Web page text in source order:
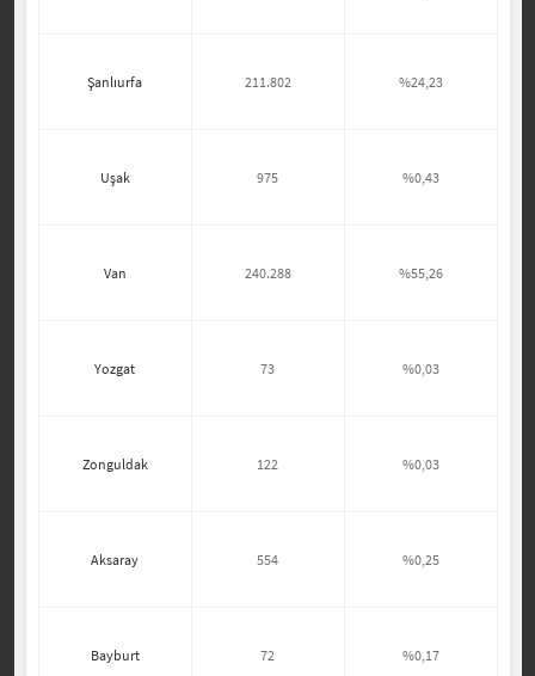
Şanlıurfa 211.802 %24,23
Uşak 975 %0,43
Van 240.288 %55,26
Yozgat 73 %0,03
Zonguldak 122 %0,03
Aksaray 554 %0,25
Bayburt 72 %0,17